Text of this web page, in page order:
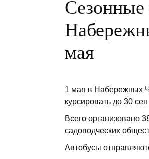
Сезонные
мая
1 мая в Набережных
курсировать до 30
Всего организовано
садоводческих
Автобусы